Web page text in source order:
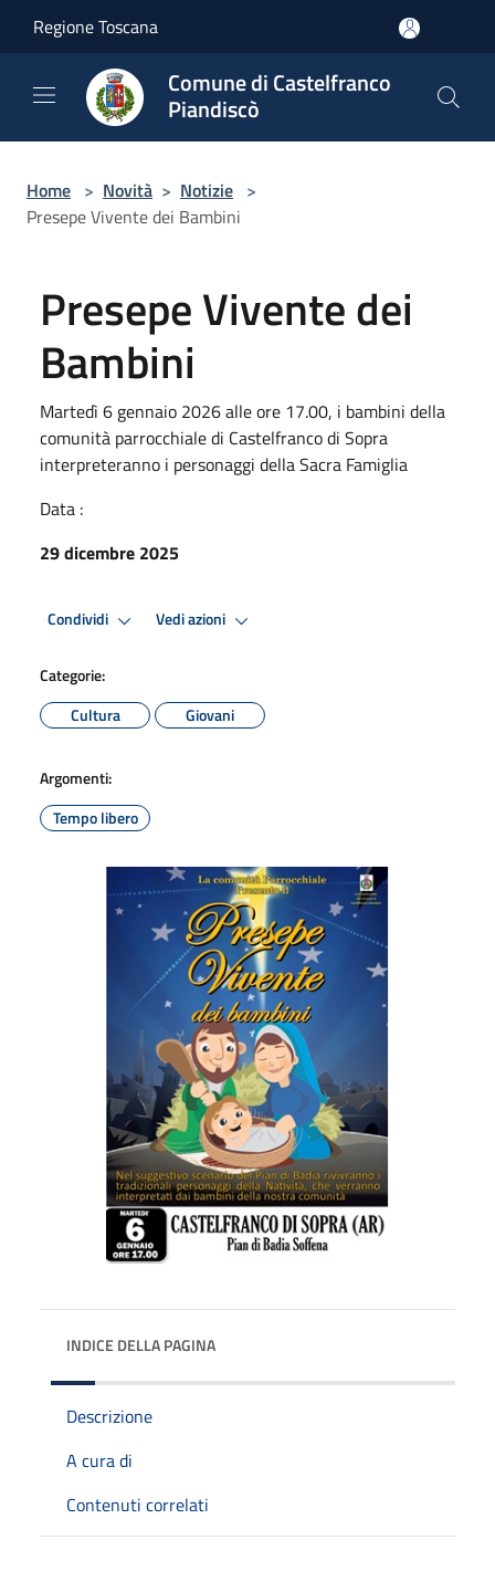
Regione Toscana
Comune di Castelfranco
Piandiscò
Home > Novità > Notizie >
Presepe Vivente dei Bambini
Presepe Vivente dei
Bambini
Martedì 6 gennaio 2026 alle ore 17.00, i bambini della
comunità parrocchiale di Castelfranco di Sopra
interpreteranno i personaggi della Sacra Famiglia
Data :
29 dicembre 2025
Condividi Vedi azioni
Categorie:
Cultura
Giovani
Argomenti:
Tempo libero
INDICE DELLA PAGINA
Descrizione
A cura di
Contenuti correlati